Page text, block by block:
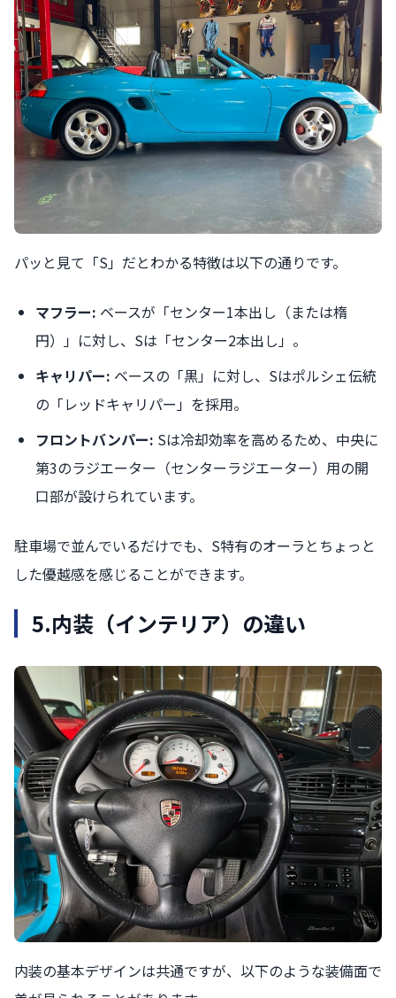
パッと見て「S」だとわかる特徴は以下の通りです。
マフラー: ベースが「センター1本出し（または楕
円）」に対し、Sは「センター2本出し」。
キャリパー: ベースの「黒」に対し、Sはポルシェ伝統
の「レッドキャリパー」を採用。
フロントバンパー: Sは冷却効率を高めるため、中央に
第3のラジエーター（センターラジエーター）用の開
口部が設けられています。
駐車場で並んでいるだけでも、S特有のオーラとちょっと
した優越感を感じることができます。
5.内装（インテリア）の違い
内装の基本デザインは共通ですが、以下のような装備面で